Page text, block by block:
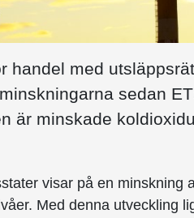
handel med
sedan
är minskade
visar på en minskning
Med denna utveckling